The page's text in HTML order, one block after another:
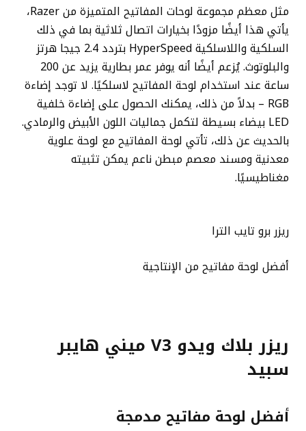
مثل معظم مجموعة لوحات المفاتيح المتميزة من Razer،
يأتي هذا أيضًا مزودًا بخيارات اتصال ثلاثية بما في ذلك
السلكية واللاسلكية HyperSpeed ​​​​بتردد 2.4 جيجا هرتز
والبلوتوث. يُزعم أيضًا أنه يوفر عمر بطارية يزيد عن 200
ساعة عند استخدام لوحة المفاتيح لاسلكيًا. لا توجد إضاءة
RGB – بدلاً من ذلك، يمكنك الحصول على إضاءة خلفية
LED بيضاء بسيطة لتكمل جماليات اللون الأبيض والرمادي.
بالحديث عن ذلك، تأتي لوحة المفاتيح مع لوحة علوية
معدنية ومسند معصم مبطن ناعم يمكن تثبيته
مغناطيسيًا.
ريزر برو تايب الترا
أفضل لوحة مفاتيح من الإنتاجية
ريزر بلاك ويدو V3 ميني هايبر
سبيد
أفضل لوحة مفاتيح مدمجة